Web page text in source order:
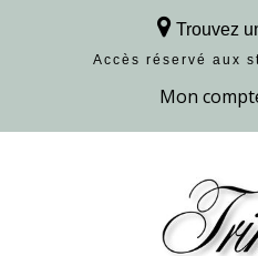
Trouvez
Accès réservé aux